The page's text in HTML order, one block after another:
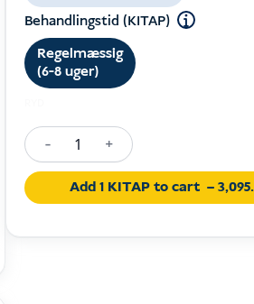
Behandlingstid (KITAP)
Regelmæssig
(6-8 uger)
-
Retirement
KITAP
Indonesia
+
Add 1 KITAP to cart –